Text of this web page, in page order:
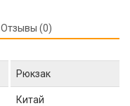
Отзывы (0)
Рюкзак
Китай